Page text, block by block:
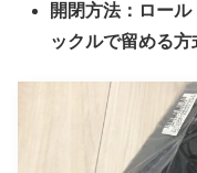
開閉方法：ロー
ックルで留める方